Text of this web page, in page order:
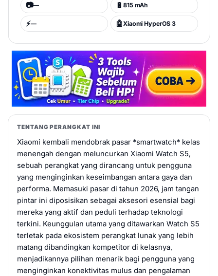
📷— 🔋 815 mAh
⚡— 🤖Xiaomi HyperOS 3
TENTANG PERANGKAT INI
Xiaomi kembali mendobrak pasar *smartwatch* kelas
menengah dengan meluncurkan Xiaomi Watch S5,
sebuah perangkat yang dirancang untuk pengguna
yang menginginkan keseimbangan antara gaya dan
performa. Memasuki pasar di tahun 2026, jam tangan
pintar ini diposisikan sebagai aksesori esensial bagi
mereka yang aktif dan peduli terhadap teknologi
terkini. Keunggulan utama yang ditawarkan Watch S5
terletak pada ekosistem perangkat lunak yang lebih
matang dibandingkan kompetitor di kelasnya,
menjadikannya pilihan menarik bagi pengguna yang
menginginkan konektivitas mulus dan pengalaman